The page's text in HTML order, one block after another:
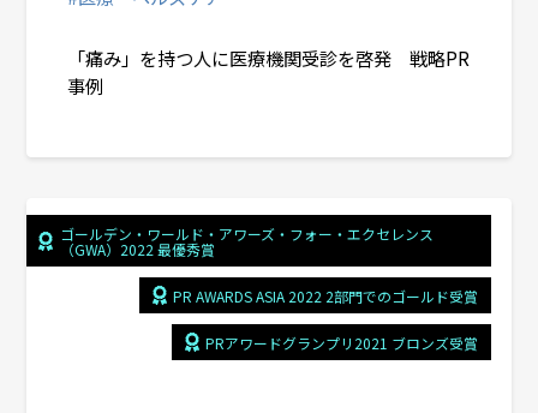
「痛み」を持つ人に医療機関受診を啓発 戦略PR
事例
ゴールデン・ワールド・アワーズ・フォー・エクセレンス
（GWA）2022 最優秀賞
PR AWARDS ASIA 2022 2部門でのゴールド受賞
PRアワードグランプリ2021 ブロンズ受賞